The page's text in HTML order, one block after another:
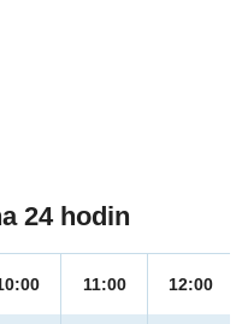
24 hodin
11:00 12:00